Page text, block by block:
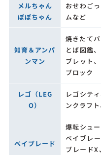
メルちゃん
ぽぽちゃん
おせわご
ムなど
知育＆アンパ
ンマン
焼きたて
とば図鑑
ブレット
ブロック
レゴ（LEG
O）
レゴシテ
ンクラフ
ベイブレード
爆転シュ
ベイブレ
ブレード